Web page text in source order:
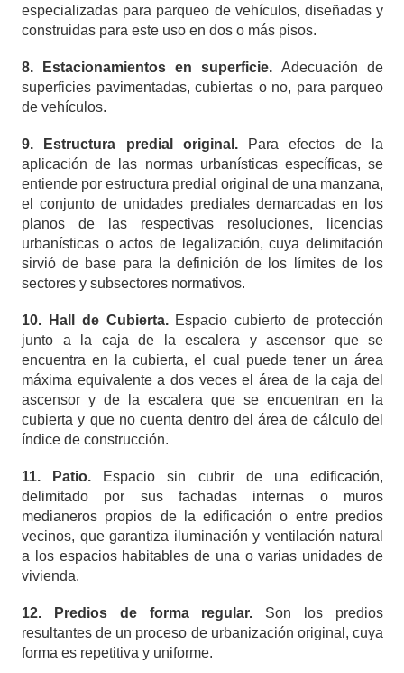
especializadas para parqueo de vehículos, diseñadas y
construidas para este uso en dos o más pisos.
8. Estacionamientos en superficie. Adecuación de
superficies pavimentadas, cubiertas o no, para parqueo
de vehículos.
9. Estructura predial original.
Para efectos de la
aplicación de las normas urbanísticas específicas, se
entiende por estructura predial original de una manzana,
el conjunto de unidades prediales demarcadas en los
planos de las respectivas resoluciones, licencias
urbanísticas o actos de legalización, cuya delimitación
sirvió de base para la definición de los límites de los
sectores y subsectores normativos.
10. Hall de Cubierta. Espacio cubierto de protección
junto a la caja de la escalera y ascensor que se
encuentra en la cubierta, el cual puede tener un área
máxima equivalente a dos veces el área de la caja del
ascensor y de la escalera que se encuentran en la
cubierta y que no cuenta dentro del área de cálculo del
índice de construcción.
11. Patio.
Espacio sin cubrir de una edificación,
delimitado por sus fachadas internas o muros
medianeros propios de la edificación o entre predios
vecinos, que garantiza iluminación y ventilación natural
a los espacios habitables de una o varias unidades de
vivienda.
12. Predios de forma regular. Son los predios
resultantes de un proceso de urbanización original, cuya
forma es repetitiva y uniforme.